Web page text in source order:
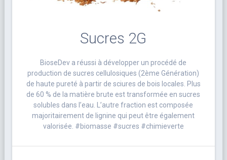
Sucres 2G
BioseDev a réussi à développer un procédé de
production de sucres cellulosiques (2ème Génération)
de haute pureté à partir de sciures de bois locales. Plus
de 60 % de la matière brute est transformée en sucres
solubles dans l’eau. L’autre fraction est composée
majoritairement de lignine qui peut être également
valorisée. #biomasse #sucres #chimieverte